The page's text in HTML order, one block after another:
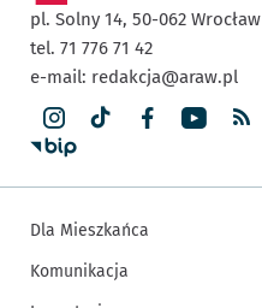
pl. Solny 14, 50-062 Wrocław
tel. 71 776 71 42
e-mail: redakcja@araw.pl
Dla Mieszkańca
Komunikacja